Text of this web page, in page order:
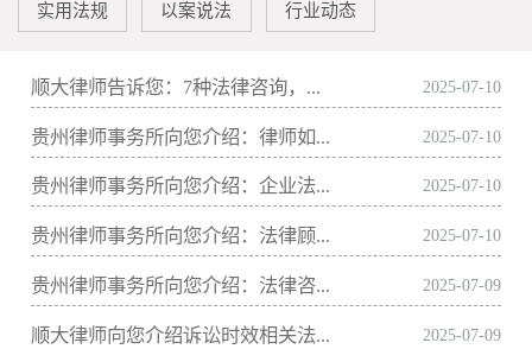
实用法规 以案说法 行业动态
顺大律师告诉您：7种法律咨询，... 2025-07-10
贵州律师事务所向您介绍：律师如... 2025-07-10
贵州律师事务所向您介绍：企业法... 2025-07-10
贵州律师事务所向您介绍：法律顾... 2025-07-10
贵州律师事务所向您介绍：法律咨... 2025-07-09
顺大律师向您介绍诉讼时效相关法... 2025-07-09